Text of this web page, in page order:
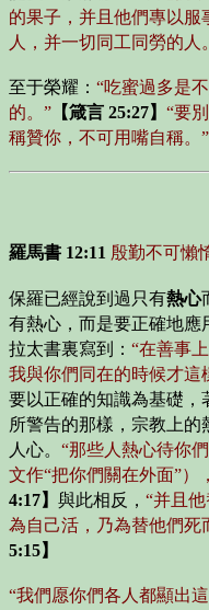
的果子，并且他們專以服
人，并一切同工同勞的人
至于榮耀： “吃蜜過多是
的。” 【箴言 25:27】 “要
稱贊你，不可用嘴自稱。”
羅馬書 12:11 殷勤不可懶
保羅已經說到過只有熱心
有熱心，而是要正確地應
拉太書裏寫到： “在善事
我與你們同在的時候才這
要以正確的知識為基礎，
所警告的那樣，宗教上
人心。 “那些人熱心待你
文作“把你們關在外面”）
4:17】 與此相反， “并且
為自己活，乃為替他們死
5:15】
“我們愿你們各人都顯出